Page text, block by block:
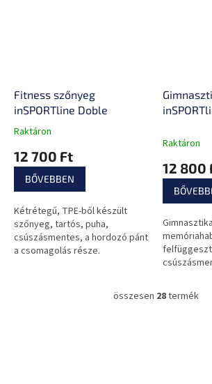
Fitness szőnyeg
inSPORTline Doble
A
átlagos
értékelése
5,0
csillag.
Raktáron
12 700 Ft
BŐVEBBEN
Kétrétegű, TPE-ből készült
szőnyeg, tartós, puha,
csúszásmentes, a hordozó pánt
a csomagolás része.
Raktáron
12 800
L
összesen 28termék